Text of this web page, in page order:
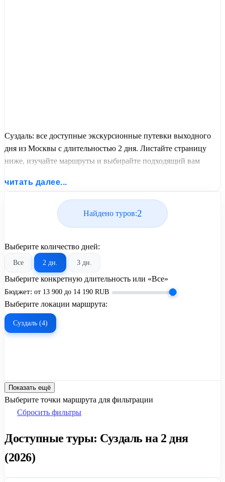
Суздаль: все доступные экскурсионные путевки выходного
дня из Москвы с длительностью 2 дня. Листайте страницу
ниже, изучайте маршруты и выбирайте подходящий вам
United Travel Systems.
читать далее...
Найдено туров:2
Выберите количество дней:
Все 2 дн. 3 дн.
Выберите конкретную длительность или «Все»
Бюджет: от 13 900 до 14 190 RUB
Выберите локации маршрута:
Суздаль (4)
Показать ещё
Выберите точки маршрута для фильтрации
Сбросить фильтры
Доступные туры: Суздаль на 2 дня
(2026)